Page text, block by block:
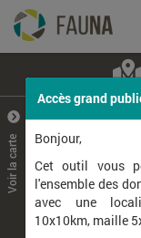
+
–
Voir la carte
Accès grand
Bonjour,
Cet outil vous
l'ensemble des
avec une
10x10km, maille